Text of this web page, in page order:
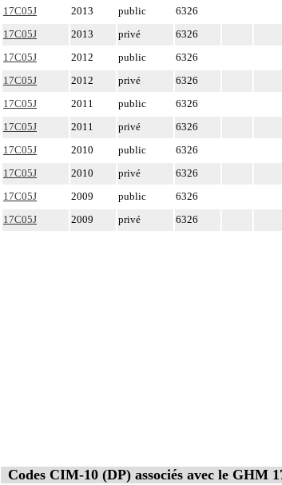
17C05J
2013 public 6326
17C05J
2013 privé 6326
17C05J
2012 public 6326
17C05J
2012 privé 6326
17C05J
2011 public 6326
17C05J
2011 privé 6326
17C05J
2010 public 6326
17C05J
2010 privé 6326
17C05J
2009 public 6326
17C05J
2009 privé 6326
Codes CIM-10 (DP) associés avec le GHM